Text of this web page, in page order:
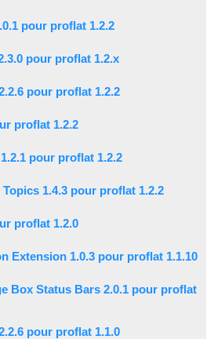
pour proflat 1.2.2
pour proflat 1.2.x
pour proflat 1.2.2
proflat 1.2.2
pour proflat 1.2.2
1.4.3 pour proflat 1.2.2
proflat 1.2.0
Extension 1.0.3 pour proflat 1.1.10
Box Status Bars 2.0.1 pour proflat
pour proflat 1.1.0